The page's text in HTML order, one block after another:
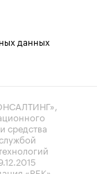
данных
средства